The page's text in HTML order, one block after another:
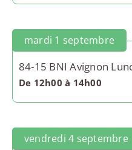
mardi 1 septembre
84-15 BNI Avignon
De 12h00 à 14h00
vendredi 4 septembre